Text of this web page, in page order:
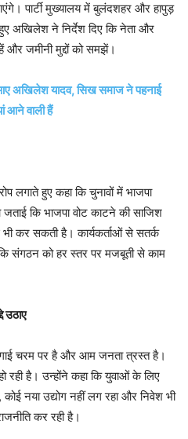
पार्टी मुख्यालय में बुलंदशहर और हापुड़
अखिलेश ने निर्देश दिए कि नेता और
और जमीनी मुद्दों को समझें।
यादव, सिख समाज ने पहनाई
आने वाली हैं
लगाते हुए कहा कि चुनावों में भाजपा
कि भाजपा वोट काटने की साजिश
कर सकती है। कार्यकर्ताओं से सतर्क
संगठन को हर स्तर पर मजबूती से काम
उठाए
चरम पर है और आम जनता त्रस्त है।
रही है। उन्होंने कहा कि युवाओं के लिए
नया उद्योग नहीं लग रहा और निवेश भी
कर रही है।